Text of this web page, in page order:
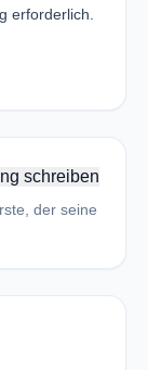
erforderlich.
schreiben
der seine